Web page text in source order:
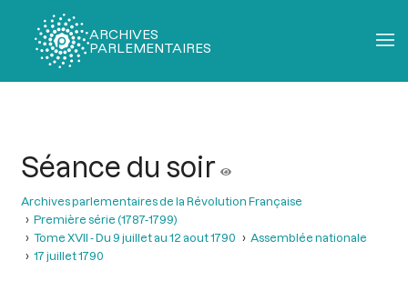
ARCHIVES
PARLEMENTAIRES
Séance du soir
Archives parlementaires de la Révolution Française
Première série (1787-1799)
Tome XVII - Du 9 juillet au 12 aout 1790
Assemblée nationale
17 juillet 1790